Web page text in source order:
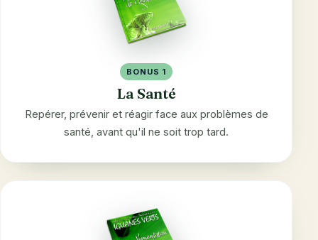
BONUS 1
La Santé
Repérer, prévenir et réagir face aux problèmes de
santé, avant qu'il ne soit trop tard.